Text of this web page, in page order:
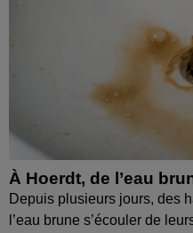
À Hoerdt, de l’eau
Depuis plusieurs jours, des
l’eau brune s’écouler de